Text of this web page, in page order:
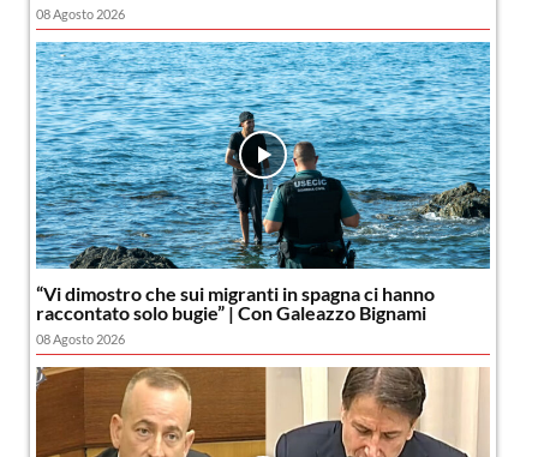
08 Agosto 2026
“Vi dimostro che sui migranti in spagna ci hanno
raccontato solo bugie” | Con Galeazzo Bignami
08 Agosto 2026